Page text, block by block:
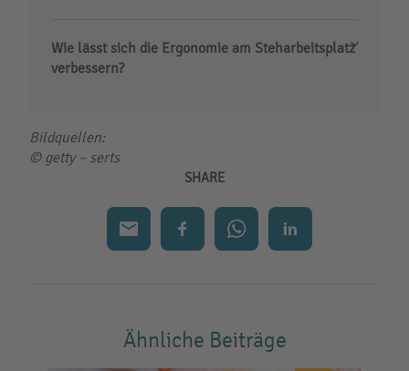
Wie lässt sich die Ergonomie am Steharbeitsplatz
verbessern?
Bildquellen:
© getty – serts
SHARE
Ähnliche Beiträge